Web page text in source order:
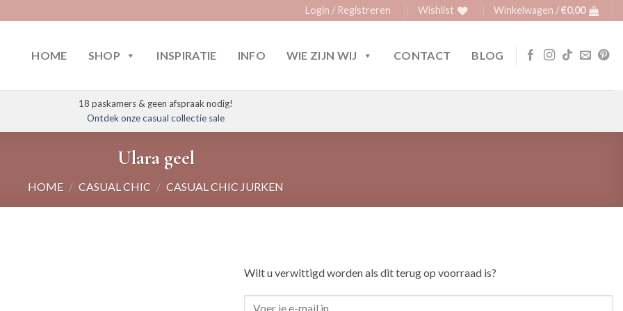
Login / Registreren Wishlist Winkelwagen /€0,00
HOME SHOP INSPIRATIE INFO WIE ZIJN WIJ CONTACT BLOG
18 paskamers & geen afspraak nodig!
Ontdek onze casual collectie sale
Ulara geel
HOME / CASUAL CHIC / CASUAL CHIC JURKEN
Wilt u verwittigd worden als dit terug op voorraad is?